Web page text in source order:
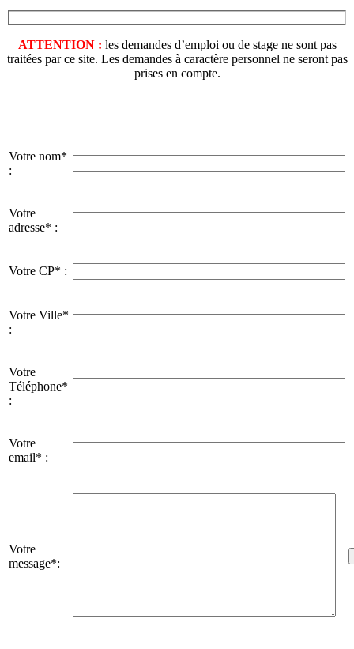
ATTENTION : les demandes d’emploi ou de stage ne sont pas
traitées par ce site. Les demandes à caractère personnel ne seront pas
prises en compte.
Votre nom*
:
Votre
adresse* :
Votre CP* :
Votre Ville*
:
Votre
Téléphone*
:
Votre
email* :
Votre
message*: